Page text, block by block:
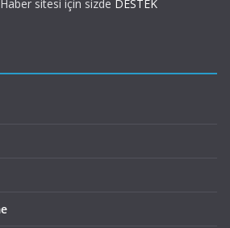
sitesi için sizde DESTEK